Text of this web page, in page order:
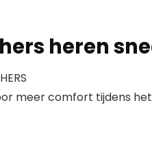
heren
meer comfort tijdens